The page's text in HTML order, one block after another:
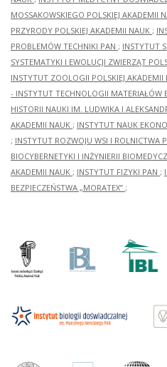
MOSSAKOWSKIEGO POLSKIEJ AKADEMII
PRZYRODY POLSKIEJ AKADEMII NAUK ;
PROBLEMÓW TECHNIKI PAN ; INSTYTUT
SYSTEMATYKI I EWOLUCJI ZWIERZĄT
INSTYTUT ZOOLOGII POLSKIEJ AKADEMII
- INSTYTUT TECHNOLOGII MATERIAŁÓW
HISTORII NAUKI IM. LUDWIKA I
AKADEMII NAUK ; INSTYTUT NAUK
; INSTYTUT ROZWOJU WSI I ROLNICTWA
BIOCYBERNETYKI I INŻYNIERII
AKADEMII NAUK ; INSTYTUT FIZYKI PAN ;
BEZPIECZEŃSTWA „MORATEX” ;